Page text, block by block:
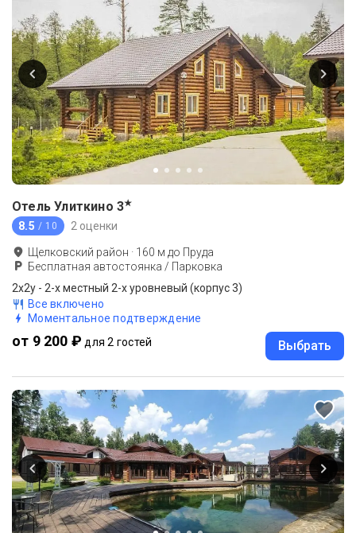
Отель Улиткино 3★
8.5 / 10 2 оценки
Щелковский район · 160 м до Пруда
Бесплатная автостоянка / Парковка
2х2у - 2-х местный 2-х уровневый (корпус 3)
Все включено
Моментальное подтверждение
от 9 200 ₽ для 2 гостей Выбрать